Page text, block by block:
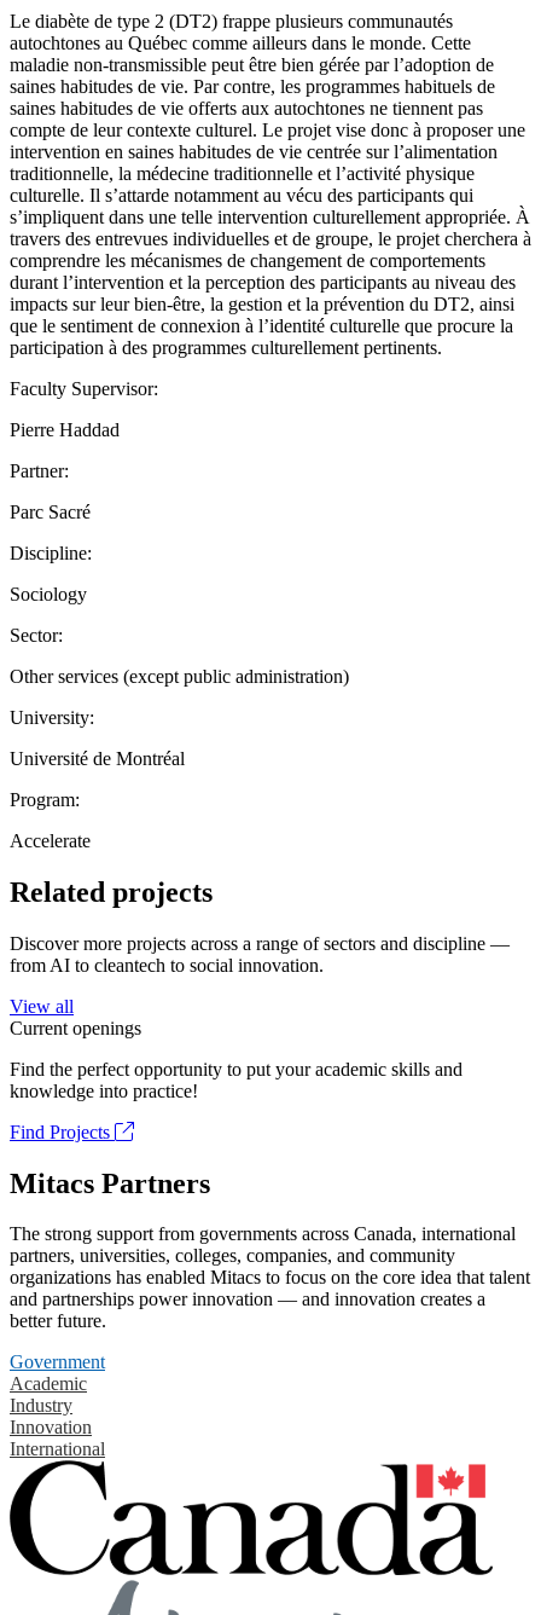
Le diabète de type 2 (DT2) frappe plusieurs communautés
autochtones au Québec comme ailleurs dans le monde. Cette
maladie non-transmissible peut être bien gérée par l’adoption de
saines habitudes de vie. Par contre, les programmes habituels de
saines habitudes de vie offerts aux autochtones ne tiennent pas
compte de leur contexte culturel. Le projet vise donc à proposer une
intervention en saines habitudes de vie centrée sur l’alimentation
traditionnelle, la médecine traditionnelle et l’activité physique
culturelle. Il s’attarde notamment au vécu des participants qui
s’impliquent dans une telle intervention culturellement appropriée. À
travers des entrevues individuelles et de groupe, le projet cherchera à
comprendre les mécanismes de changement de comportements
durant l’intervention et la perception des participants au niveau des
impacts sur leur bien-être, la gestion et la prévention du DT2, ainsi
que le sentiment de connexion à l’identité culturelle que procure la
participation à des programmes culturellement pertinents.
Faculty Supervisor:
Pierre Haddad
Partner:
Parc Sacré
Discipline:
Sociology
Sector:
Other services (except public administration)
University:
Université de Montréal
Program:
Accelerate
Related projects
Discover more projects across a range of sectors and discipline —
from AI to cleantech to social innovation.
View all
Current openings
Find the perfect opportunity to put your academic skills and
knowledge into practice!
Find Projects
Mitacs Partners
The strong support from governments across Canada, international
partners, universities, colleges, companies, and community
organizations has enabled Mitacs to focus on the core idea that talent
and partnerships power innovation — and innovation creates a
better future.
Government
Academic
Industry
Innovation
International